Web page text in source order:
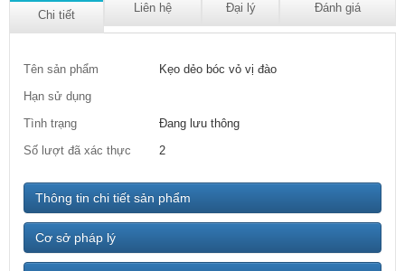
Chi tiết
Liên hệ Đại lý Đánh giá
Tên sản phẩm
Kẹo dẻo bóc vỏ vị đào
Hạn sử dụng
Tình trạng
Đang lưu thông
Số lượt đã xác thực
2
Thông tin chi tiết sản phẩm
Cơ sở pháp lý